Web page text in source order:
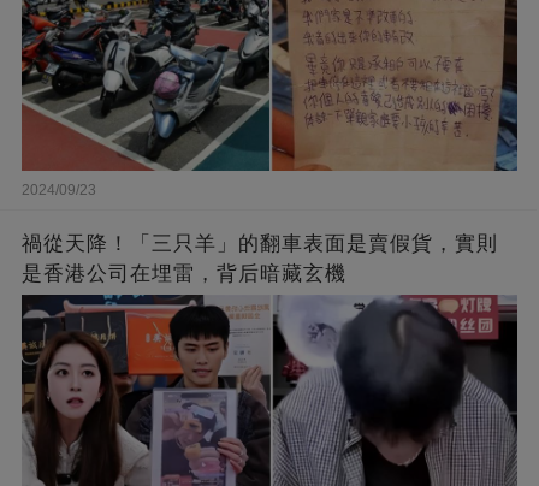
2024/09/23
禍從天降！「三只羊」的翻車表面是賣假貨，實則
是香港公司在埋雷，背后暗藏玄機